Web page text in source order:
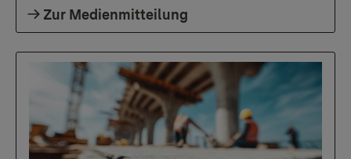
Zur Medienmitteilung